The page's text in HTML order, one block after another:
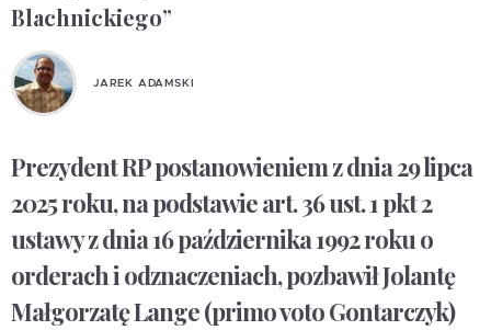
Blachnickiego”
JAREK ADAMSKI
Prezydent RP postanowieniem z dnia 29 lipca
2025 roku, na podstawie art. 36 ust. 1 pkt 2
ustawy z dnia 16 października 1992 roku o
orderach i odznaczeniach, pozbawił Jolantę
Małgorzatę Lange (primo voto Gontarczyk)